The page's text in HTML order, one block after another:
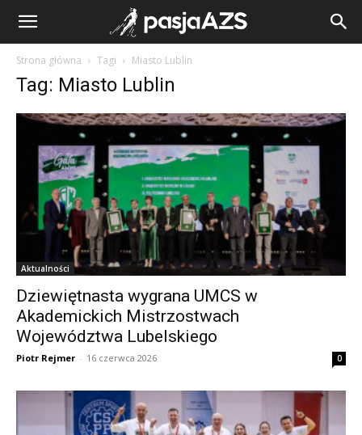
Strona główna Tagi Miasto Lublin
Tag: Miasto Lublin
Aktualności
Dziewiętnasta wygrana UMCS w
Akademickich Mistrzostwach
Województwa Lubelskiego
Piotr Rejmer - 16 czerwca 2026 0